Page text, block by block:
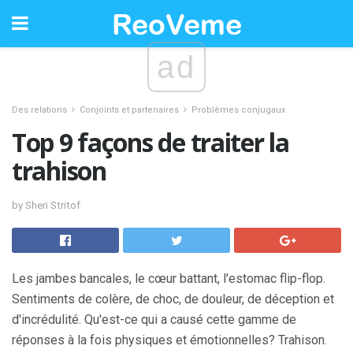
ad
Des relations Conjoints et partenaires Problèmes conjugaux
Top 9 façons de traiter la
trahison
by Sheri Stritof
Les jambes bancales, le cœur battant, l'estomac flip-flop.
Sentiments de colère, de choc, de douleur, de déception et
d'incrédulité. Qu'est-ce qui a causé cette gamme de
réponses à la fois physiques et émotionnelles? Trahison.